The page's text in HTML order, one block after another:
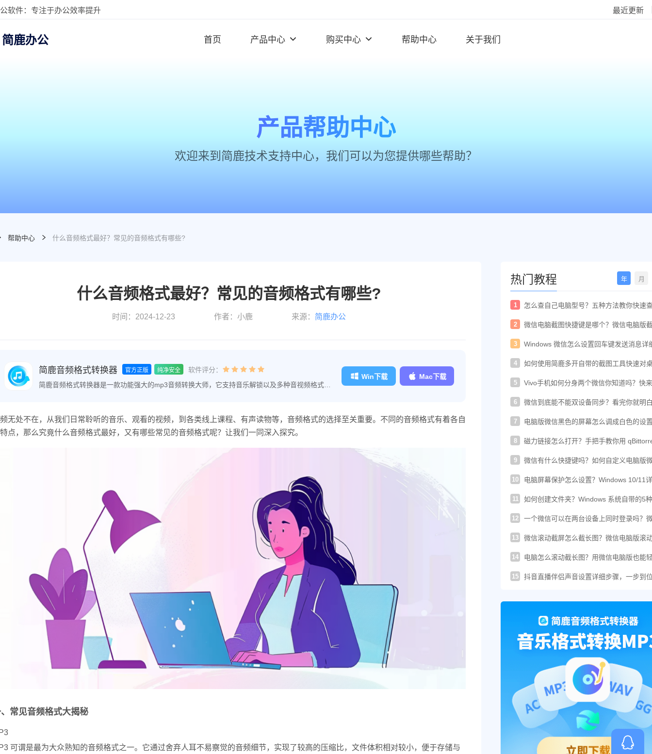
软件：专注于办公效率提升 最近更新
简鹿办公 首页 产品中心 购买中心 帮助中心 关于我们
产品帮助中心
欢迎来到简鹿技术支持中心，我们可以为您提供哪些帮助？
帮助中心 什么音频格式最好？常见的音频格式有哪些?
什么音频格式最好？常见的音频格式有哪些?
时间：2024-12-23 作者：小鹿 来源： 简鹿办公
简鹿音频格式转换器 官方正版 纯净安全
软件评分：
简鹿音频格式转换器是一款功能强大的mp3音频转换大师，它支持音乐解锁以及多种音视频格式之
Win下载 Mac下载
无处不在，从我们日常聆听的音乐、观看的视频，到各类线上课程、有声读物等，音频格式的选择至关重要。不同的音频格式有着各自
点，那么究竟什么音频格式最好，又有哪些常见的音频格式呢？让我们一同深入探究。
常见音频格式大揭秘
可谓是最为大众熟知的音频格式之一。它通过舍弃人耳不易察觉的音频细节，实现了较高的压缩比，文件体积相对较小，便于存储与
热门教程 年 月
1
怎么查自己电脑型号？五种方法教你快速
2
微信电脑截图快捷键是哪个？微信电脑版
3
Windows 微信怎么设置回车键发送消息详
4
如何使用简鹿多开自带的截图工具快速对
5
Vivo手机如何分身两个微信你知道吗？快
6
微信到底能不能双设备同步？看完你就明
7
电脑版微信黑色的屏幕怎么调成白色的设
8
磁力链接怎么打开？手把手教你用
9
微信有什么快捷键吗？如何自定义电脑版
10
电脑屏幕保护怎么设置？Windows 10/11
11
如何创建文件夹？Windows 系统自带的5
12
一个微信可以在两台设备上同时登录吗？
13
微信滚动截屏怎么截长图？微信电脑版滚
14
电脑怎么滚动截长图？用微信电脑版也能
15
抖音直播伴侣声音设置详细步骤，一步到